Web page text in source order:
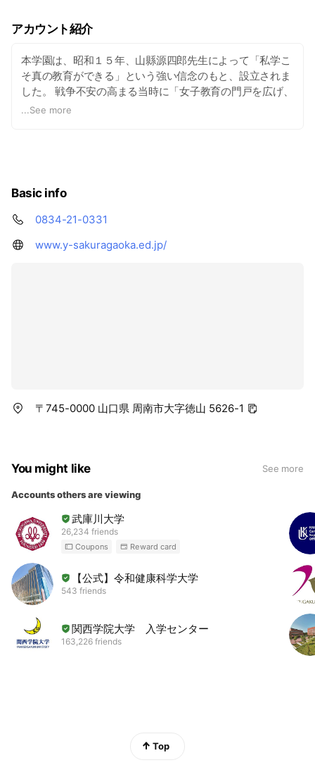
アカウント紹介
本学園は、昭和１５年、山縣源四郎先生によって「私学こ
そ真の教育ができる」という強い信念のもと、設立されま
した。 戦争不安の高まる当時に「女子教育の門戸を広げ、
各人の個性を伸ばし、未来に広がりを与えたい」という創
う強い願いが込められています。
...See more
Basic info
0834-21-0331
www.y-sakuragaoka.ed.jp/
〒745-0000 山口県 周南市大字徳山 5626-1
You might like See more
Accounts others are viewing
武庫川大学
26,234 friends
Coupons Reward card
【公式】令和健康科学大学
543 friends
関西学院大学 入学センター
163,226 friends
Top